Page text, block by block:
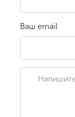
Ваш email